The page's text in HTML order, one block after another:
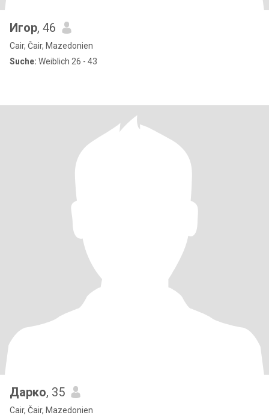
Игор, 46
Cair, Čair, Mazedonien
Suche: Weiblich 26 - 43
Дарко, 35
Cair, Čair, Mazedonien